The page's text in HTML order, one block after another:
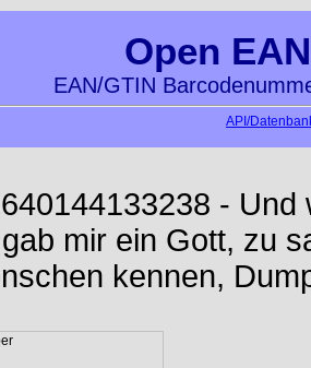
Open
EAN/GTIN
API/
-
mir ein Gott, zu
kennen,